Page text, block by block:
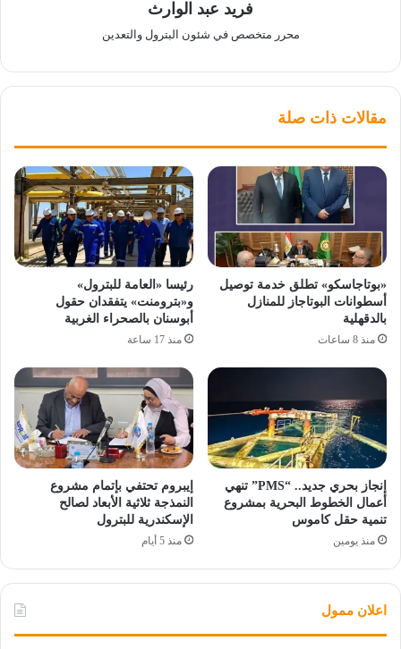
فريد عبد الوارث
محرر متخصص في شئون البترول والتعدين
مقالات ذات صلة
«بوتاجاسكو» تطلق خدمة توصيل
أسطوانات البوتاجاز للمنازل
بالدقهلية
منذ 8 ساعات
رئيسا «العامة للبترول»
و«بترومنت» يتفقدان حقول
أبوسنان بالصحراء الغربية
منذ 17 ساعة
إنجاز بحري جديد.. “PMS” تنهي
أعمال الخطوط البحرية بمشروع
تنمية حقل كاموس
منذ يومين
إيبروم تحتفي بإتمام مشروع
النمذجة ثلاثية الأبعاد لصالح
الإسكندرية للبترول
منذ 5 أيام
اعلان ممول